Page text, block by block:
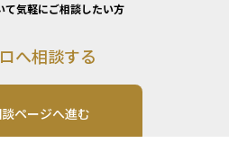
て気軽にご相談したい方
へ相談する
ページへ進む